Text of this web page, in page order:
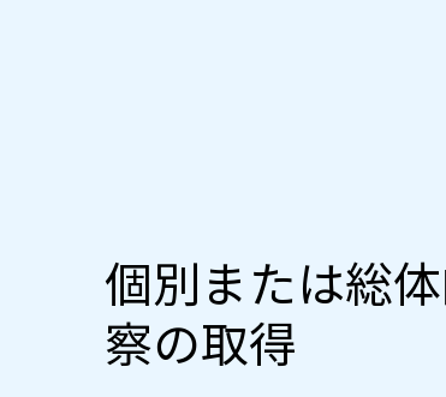
個別または総
察の取得